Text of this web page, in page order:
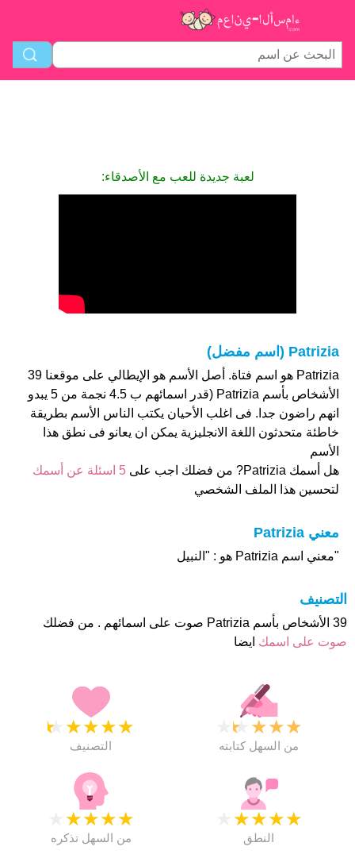
لعبة جديدة للعب مع الأصدقاء:
Patrizia (اسم مفضل)
Patrizia هو اسم فتاة. أصل الأسم هو الإيطالي على موقعنا 39
الأشخاص بأسم Patrizia (قدر اسمائهم ب 4.5 نجمة من 5 يبدو
انهم راضون جدا. فى اغلب الأحيان يكتب الناس الأسم بطريقة
خاطئة متحدثون اللغة الانجليزية يمكن ان يعانو فى نطق هذا
الأسم
هل أسمك Patrizia? من فضلك اجب على
5 اسئلة عن أسمك
لتحسين هذا الملف الشخصي
معني Patrizia
"معني اسم Patrizia هو : "النبيل
التصنيف
39 الأشخاص بأسم Patrizia صوت على اسمائهم . من فضلك
صوت على اسمك ايضا
★
★
★
★
★
التصنيف
★
★
★
★
من السهل كتابته
★
★
★
★
من السهل تذكره
★
★
★
★
النطق